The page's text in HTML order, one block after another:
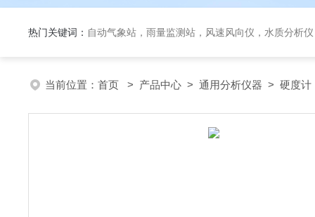
热门关键词： 自动气象站，雨量监测站，风速风向仪，水质分析
当前位置： 首页 > 产品中心 > 通用分析仪器 > 硬度计